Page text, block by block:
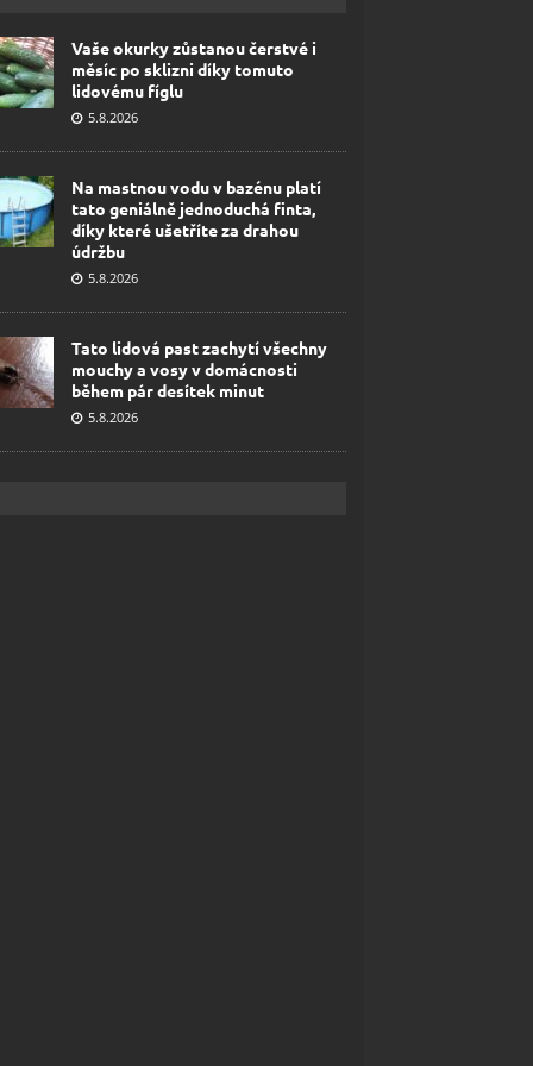
Vaše okurky zůstanou čerstvé i
měsíc po sklizni díky tomuto
lidovému fíglu
5.8.2026
Na mastnou vodu v bazénu platí
tato geniálně jednoduchá finta,
díky které ušetříte za drahou
údržbu
5.8.2026
Tato lidová past zachytí všechny
mouchy a vosy v domácnosti
během pár desítek minut
5.8.2026